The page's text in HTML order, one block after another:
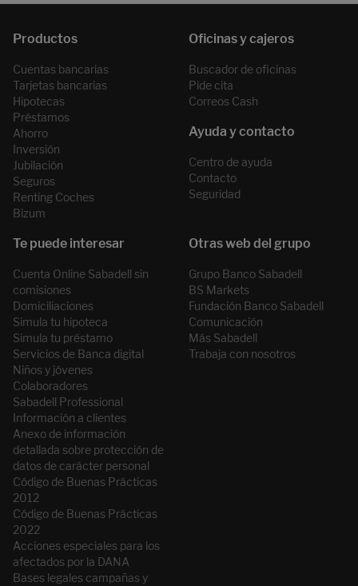
Cuentas bancarias
Tarjetas bancarias
Hipotecas
Préstamos
Ahorro
Inversión
Jubilación
Seguros
Renting Coches
Bizum
Buscador de oficinas
Pide cita
Correos Cash
Centro de ayuda
Contacto
Seguridad
Cuenta Online Sabadell sin
comisiones
Domiciliaciones
Simula tu hipoteca
Simula tu préstamo
Servicios de Banca digital
Niños y jóvenes
Colaboradores
Sabadell Professional
Información a clientes
Anexo de información
detallada sobre protección de
datos de carácter personal
Código de Buenas Prácticas
2012
Código de Buenas Prácticas
2022
Acciones especiales para los
afectados por la DANA
Bases legales campañas y
Grupo Banco Sabadell
BS Markets
Fundación Banco Sabadell
Comunicación
Más Sabadell
Trabaja con nosotros